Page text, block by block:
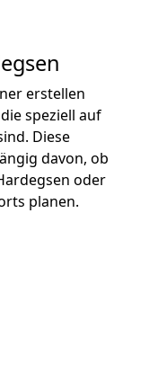
erstellen
speziell auf
Diese
davon, ob
oder
planen.